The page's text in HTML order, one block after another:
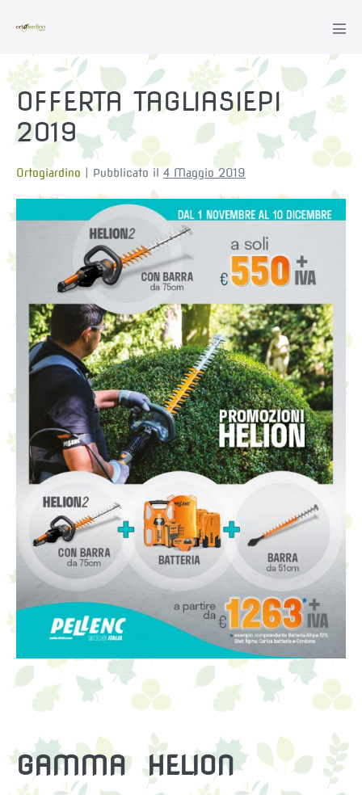
contenuto
OFFERTA TAGLIASIEPI
2019
Ortogiardino Pubblicato il 4 Maggio 2019
GAMMA HELION